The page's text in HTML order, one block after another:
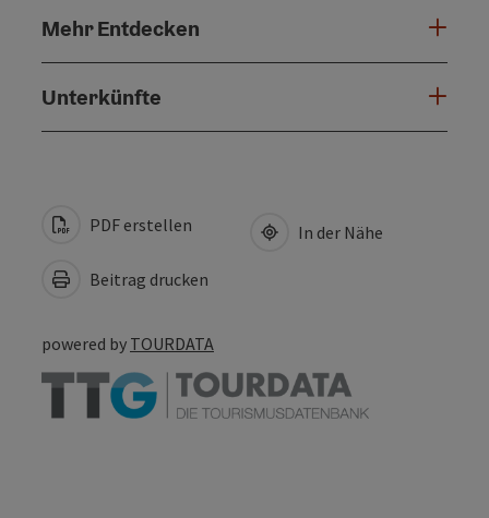
Mehr Entdecken
Unterkünfte
PDF erstellen
Beitrag drucken
In der Nähe
powered by TOURDATA